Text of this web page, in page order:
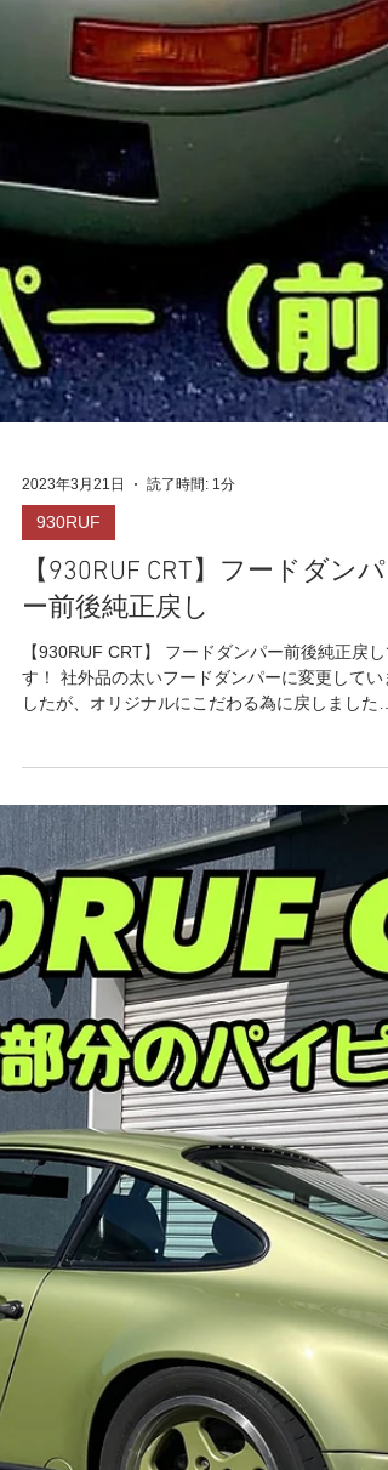
930RUF
【930RUF CRT】フードダンパ
ー前後純正戻し
【930RUF CRT】 フードダンパー前後純正戻し
す！ 社外品の太いフードダンパーに変更してい
したが、オリジナルにこだわる為に戻しました😊
良い感じです✨ CRTは検索しても中々出てこない
のであまり知られていませんよね😊💦 エンジン
は...